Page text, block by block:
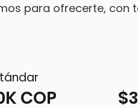
para ofrecerte, con
COP